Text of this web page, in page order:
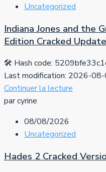
Uncategorized
Indiana Jones and the
Edition Cracked
🛠 Hash code:
Last modification: 2026-08-
Continuer la lecture
par cyrine
08/08/2026
Uncategorized
Hades 2 Cracked